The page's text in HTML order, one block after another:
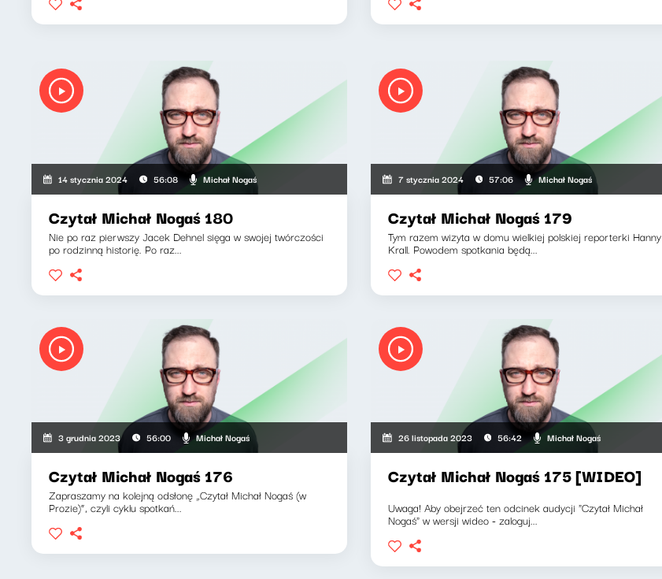
14 stycznia 2024 56:08 Michał Nogaś
Czytał Michał Nogaś 180
Nie po raz pierwszy Jacek Dehnel sięga w swojej twórczości
po rodzinną historię. Po raz...
7 stycznia 2024 57:06 Michał Nogaś
Czytał Michał Nogaś 179
Tym razem wizyta w domu wielkiej polskiej reporterki Hanny
Krall. Powodem spotkania będą...
3 grudnia 2023 56:00 Michał Nogaś
Czytał Michał Nogaś 176
Zapraszamy na kolejną odsłonę „Czytał Michał Nogaś (w
Prozie)”, czyli cyklu spotkań...
26 listopada 2023 56:42 Michał Nogaś
Czytał Michał Nogaś 175 [WIDEO]
Uwaga! Aby obejrzeć ten odcinek audycji "Czytał Michał
Nogaś" w wersji wideo - zaloguj...